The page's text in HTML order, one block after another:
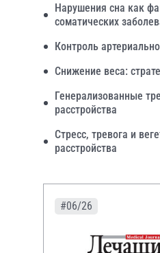
Нарушения сна как
соматических
Контроль
Снижение веса:
Генерализованные
расстройства
Стресс, тревога и
расстройства
#06/26